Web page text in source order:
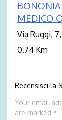
BONONIA
MEDICO
Via Ruggi,
0.74 Km
Recensisci la
Your email
are marked *